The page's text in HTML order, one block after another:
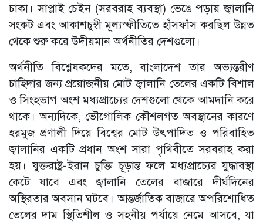
চাকা। সাপ্লাই চেইন (সরবরাহ ব্যবস্থা) ভেঙে পড়ায় জ্বালানি
সংকট এবং আকাশচুম্বী মূল্যস্ফীতিতে হাঁসফাঁস করছিল উন্নত
থেকে শুরু করে উদীয়মান অর্থনীতির দেশগুলো।
অর্থনীতি বিশ্লেষকদের মতে, বাংলাদেশ তার অভ্যন্তরীণ
চাহিদার জন্য প্রয়োজনীয় মোট জ্বালানি তেলের একটি বিশাল
ও সিংহভাগ অংশ মধ্যপ্রাচ্যের দেশগুলো থেকে আমদানি করে
থাকে। অন্যদিকে, ভৌগোলিক কৌশলগত অবস্থানের কারণে
হরমুজ প্রণালী দিয়ে বিশ্বের মোট উৎপাদিত ও পরিবাহিত
জ্বালানির একটি প্রধান অংশ সারা পৃথিবীতে সরবরাহ করা
হয়। যুক্তরাষ্ট্র-ইরান চুক্তি চূড়ান্ত ফলে মধ্যপ্রাচ্যের যুদ্ধাবস্থা
কেটে যাবে এবং জ্বালানি তেলের বাজারে দীর্ঘদিনের
অস্থিরতার অবসান ঘটবে। আন্তর্জাতিক বাজারে অপরিশোধিত
তেলের দাম স্থিতিশীল ও সহনীয় পর্যায়ে নেমে আসবে, যা